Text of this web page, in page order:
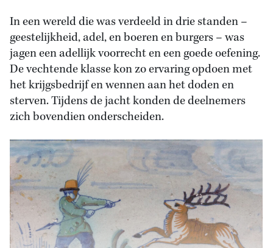
In een wereld die was verdeeld in drie standen –
geestelijkheid, adel, en boeren en burgers – was
jagen een adellijk voorrecht en een goede oefening.
De vechtende klasse kon zo ervaring opdoen met
het krijgsbedrijf en wennen aan het doden en
sterven. Tijdens de jacht konden de deelnemers
zich bovendien onderscheiden.